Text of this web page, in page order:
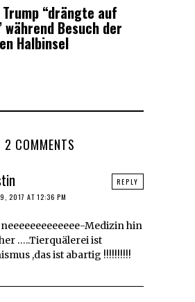
“drängte auf
Besuch der
Halbinsel
2 COMMENTS
2017 AT 12:36 PM
Medizin hin
…..Tierquälerei ist
,das ist abartig !!!!!!!!!!
REPLY